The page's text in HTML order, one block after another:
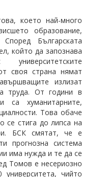
което най-много
образование,
Българската
който да запознава
своя страна нямат
излизат
труда. От години в
са хуманитарните,
Това обаче
се стига до липса на
БСК смятат, че е
прогнозна система
има нужда и те да се
Томов е несериозно
чийто